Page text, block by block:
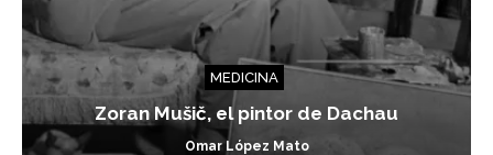
MEDICINA
Zoran Mušič, el pintor de Dachau
Omar López Mato